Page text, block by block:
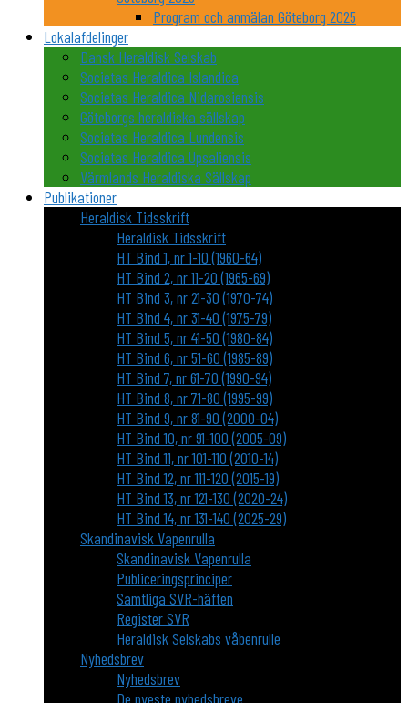
Program och anmälan Göteborg 2025
Lokalafdelinger
Dansk Heraldisk Selskab
Societas Heraldica Islandica
Societas Heraldica Nidarosiensis
Göteborgs heraldiska sällskap
Societas Heraldica Lundensis
Societas Heraldica Upsaliensis
Värmlands Heraldiska Sällskap
Publikationer
Heraldisk Tidsskrift
Heraldisk Tidsskrift
HT Bind 1, nr 1-10 (1960-64)
HT Bind 2, nr 11-20 (1965-69)
HT Bind 3, nr 21-30 (1970-74)
HT Bind 4, nr 31-40 (1975-79)
HT Bind 5, nr 41-50 (1980-84)
HT Bind 6, nr 51-60 (1985-89)
HT Bind 7, nr 61-70 (1990-94)
HT Bind 8, nr 71-80 (1995-99)
HT Bind 9, nr 81-90 (2000-04)
HT Bind 10, nr 91-100 (2005-09)
HT Bind 11, nr 101-110 (2010-14)
HT Bind 12, nr 111-120 (2015-19)
HT Bind 13, nr 121-130 (2020-24)
HT Bind 14, nr 131-140 (2025-29)
Skandinavisk Vapenrulla
Skandinavisk Vapenrulla
Publiceringsprinciper
Samtliga SVR-häften
Register SVR
Heraldisk Selskabs våbenrulle
Nyhedsbrev
Nyhedsbrev
De nyeste nyhedsbreve